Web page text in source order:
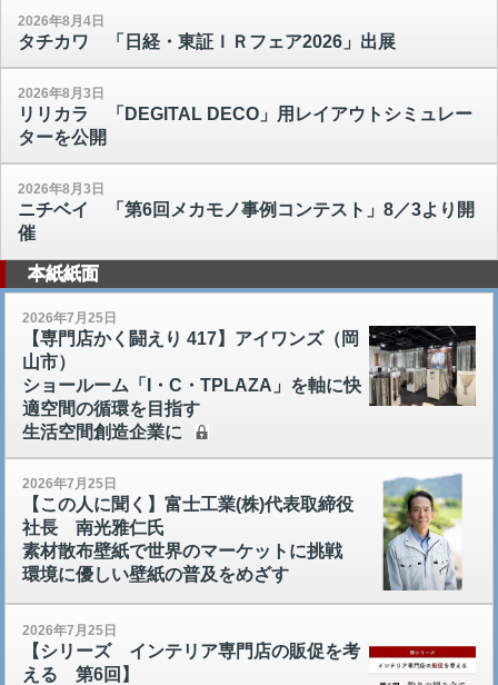
2026年8月4日
タチカワ 「日経・東証ＩＲフェア2026」出展
2026年8月3日
リリカラ 「DEGITAL DECO」用レイアウトシミュレー
ターを公開
2026年8月3日
ニチベイ 「第6回メカモノ事例コンテスト」8／3より開
催
本紙紙面
2026年7月25日
【専門店かく闘えり 417】アイワンズ（岡
山市）
ショールーム「I・C・TPLAZA」を軸に快
適空間の循環を目指す
生活空間創造企業に
2026年7月25日
【この人に聞く】富士工業(株)代表取締役
社長 南光雅仁氏
素材散布壁紙で世界のマーケットに挑戦
環境に優しい壁紙の普及をめざす
2026年7月25日
【シリーズ インテリア専門店の販促を考
える 第6回】